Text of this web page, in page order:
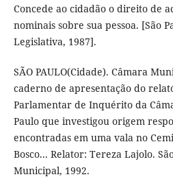
Concede ao cidadão o direito de
nominais sobre sua pessoa. [São
Legislativa, 1987].
SÃO PAULO(Cidade). Câmara
caderno de apresentação do
Parlamentar de Inquérito da
Paulo que investigou origem
encontradas em uma vala no
Bosco... Relator: Tereza Lajolo.
Municipal, 1992.